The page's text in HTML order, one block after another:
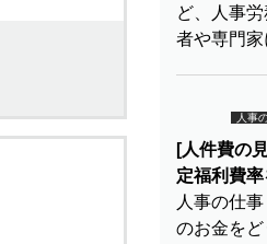
ど、人事
者や専門家
人事
[人件費の
定福利費
人事の仕
のお金を